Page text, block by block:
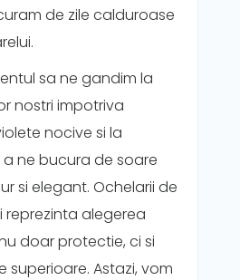
de zile calduroase
sa ne gandim la
nostri impotriva
nocive si la
ne bucura de soare
si elegant. Ochelarii de
reprezinta alegerea
doar protectie, ci si
Astazi, vom